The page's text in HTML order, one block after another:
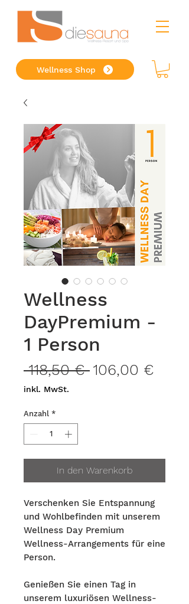
Wellness Shop
Wellness
DayPremium -
1 Person
118,50 € Standardpreis
106,00 €
inkl. MwSt.
Anzahl *
In den Warenkorb
Verschenken Sie Entspannung
und Wohlbefinden mit unserem
Wellness Day Premium
Wellness-Arrangements für eine
Person.
Genießen Sie einen Tag in
unserem luxuriösen Wellness-